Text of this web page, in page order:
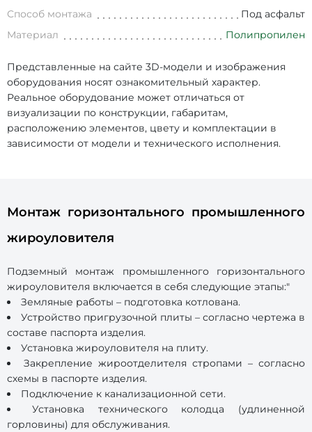
Способ монтажа
Под асфальт
Материал
Полипропилен
Представленные на сайте 3D-модели и изображения
оборудования носят ознакомительный характер.
Реальное оборудование может отличаться от
визуализации по конструкции, габаритам,
расположению элементов, цвету и комплектации в
зависимости от модели и технического исполнения.
Монтаж горизонтального промышленного
жироуловителя
Подземный монтаж промышленного горизонтального
жироуловителя включается в себя следующие этапы:"
Земляные работы – подготовка котлована.
Устройство пригрузочной плиты – согласно чертежа в
составе паспорта изделия.
Установка жироуловителя на плиту.
Закрепление жироотделителя стропами – согласно
схемы в паспорте изделия.
Подключение к канализационной сети.
Установка технического колодца (удлиненной
горловины) для обслуживания.